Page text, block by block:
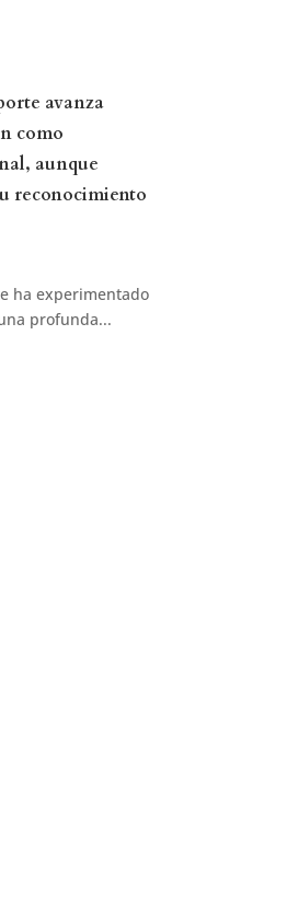
avanza
como
aunque
reconocimiento
ha experimentado
profunda...